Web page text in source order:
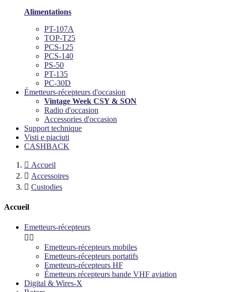
Alimentations
PT-107A
TOP-T25
PCS-125
PCS-140
PS-50
PT-135
PC-30D
Émetteurs-récepteurs d'occasion
Vintage Week CSY & SON
Radio d'occasion
Accessories d'occasion
Support technique
Visti e piaciuti
CASHBACK
 Accueil
 Accessoires
 Custodies
Accueil
Emetteurs-récepteurs
 
Emetteurs-récepteurs mobiles
Emetteurs-récepteurs portatifs
Emetteurs-récepteurs HF
Émetteurs récepteurs bande VHF aviation
Digital & Wires-X